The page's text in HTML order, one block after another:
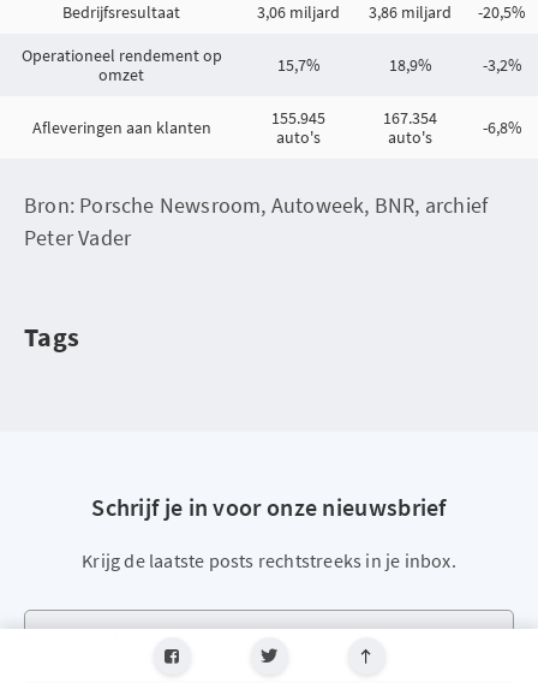
Bedrijfsresultaat 3,06 miljard 3,86 miljard
-20,5%
Operationeel rendement op
omzet
15,7% 18,9% -3,2%
Afleveringen aan klanten
155.945
auto's
167.354
auto's
-6,8%
Bron: Porsche Newsroom, Autoweek, BNR, archief
Peter Vader
Tags
Schrijf je in voor onze nieuwsbrief
Krijg de laatste posts rechtstreeks in je inbox.
Je e-mailadres